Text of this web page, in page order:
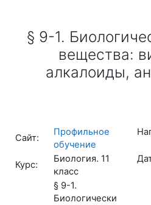
§ 9-1.
вещества:
алкалоиды,
Сайт:
Профильное
обучение
Курс:
Биология. 11
класс
§ 9-1.
Биологически